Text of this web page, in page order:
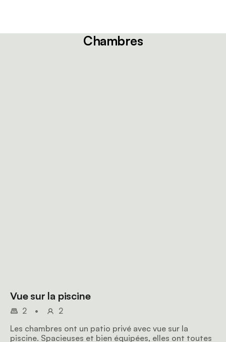
Chambres
Vue sur la piscine
2 •
2
Les chambres ont un patio privé avec vue sur la
piscine. Spacieuses et bien équipées, elles ont toutes